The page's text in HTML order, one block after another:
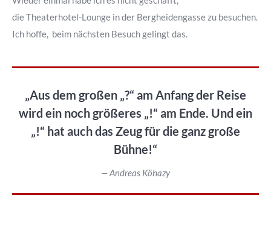
die Theaterhotel-Lounge in der Bergheidengasse zu besuchen.
Ich hoffe, beim nächsten Besuch gelingt das.
„Aus dem großen „?“ am Anfang der Reise
wird ein noch größeres „!“ am Ende. Und ein
„!“ hat auch das Zeug für die ganz große
Bühne!“
— Andreas Köhazy